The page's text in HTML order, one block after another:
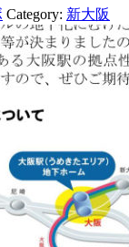
Category: 新大阪